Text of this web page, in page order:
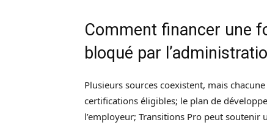
Comment financer une
bloqué par
Plusieurs sources coexistent, mais
certifications éligibles; le plan de
l’employeur; Transitions Pro peut soutenir